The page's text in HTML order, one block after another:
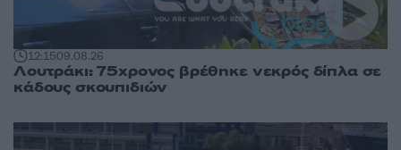
12:1509.08.26
Λουτράκι: 75χρονος βρέθηκε νεκρός δίπλα σε
κάδους σκουπιδιών